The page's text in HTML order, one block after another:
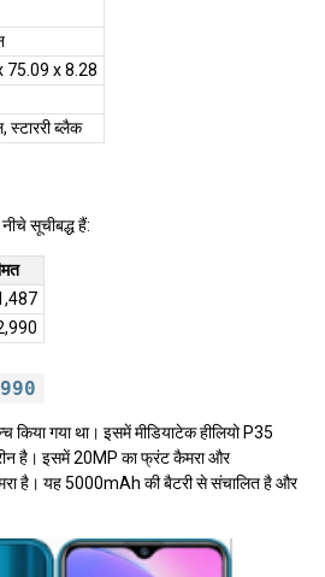
75.09 x 8.28
स्टाररी ब्लैक
सूचीबद्ध हैं:
गया था। इसमें मीडियाटेक हीलियो P35
है। इसमें 20MP का फ्रंट कैमरा और
है। यह 5000mAh की बैटरी से संचालित है और